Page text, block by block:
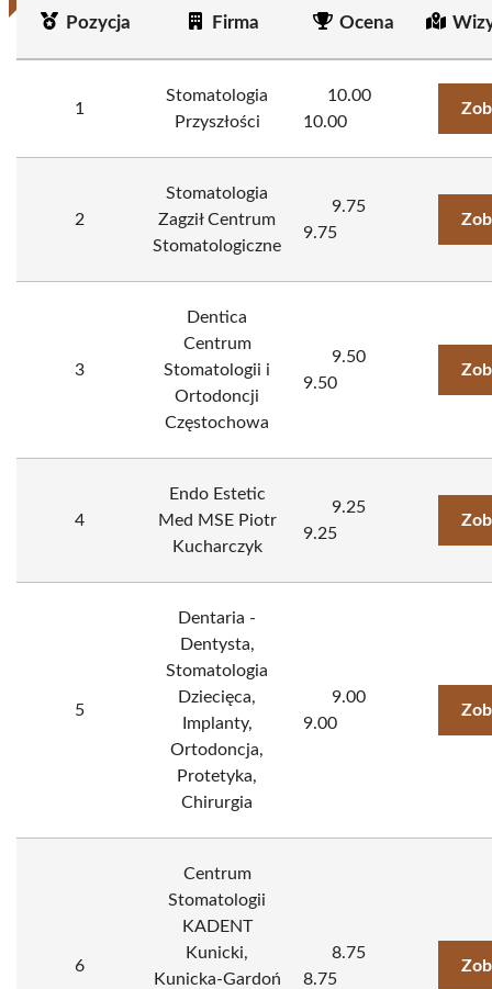
Pozycja Firma Ocena
1
Stomatologia
Przyszłości
10.00
10.00
2
Stomatologia
Zagził Centrum
Stomatologiczne
9.75
9.75
3
Dentica
Centrum
Stomatologii i
Ortodoncji
Częstochowa
9.50
9.50
4
Endo Estetic
Med MSE Piotr
Kucharczyk
9.25
9.25
5
Dentaria -
Dentysta,
Stomatologia
Dziecięca,
Implanty,
Ortodoncja,
Protetyka,
Chirurgia
9.00
9.00
6
Centrum
Stomatologii
KADENT
Kunicki,
Kunicka-Gardoń
8.75
8.75